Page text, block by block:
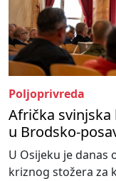
Poljoprivreda
Afrička svinjska
u Brodsko-
U Osijeku je danas
kriznog stožera za